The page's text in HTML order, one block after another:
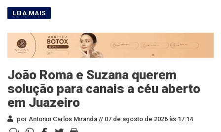
João Roma e Suzana querem
solução para canais a céu aberto
em Juazeiro
por Antonio Carlos Miranda // 07 de agosto de 2026 às 17:14